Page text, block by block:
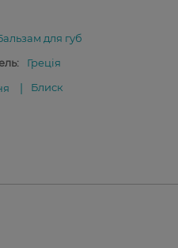
для губ
Греція
Блиск